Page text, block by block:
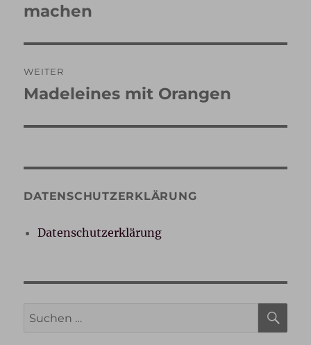
Beitrag:
machen
WEITER
Nächster
Madeleines mit Orangen
DATENSCHUTZERKLÄRUNG
Datenschutzerklärung
Suche